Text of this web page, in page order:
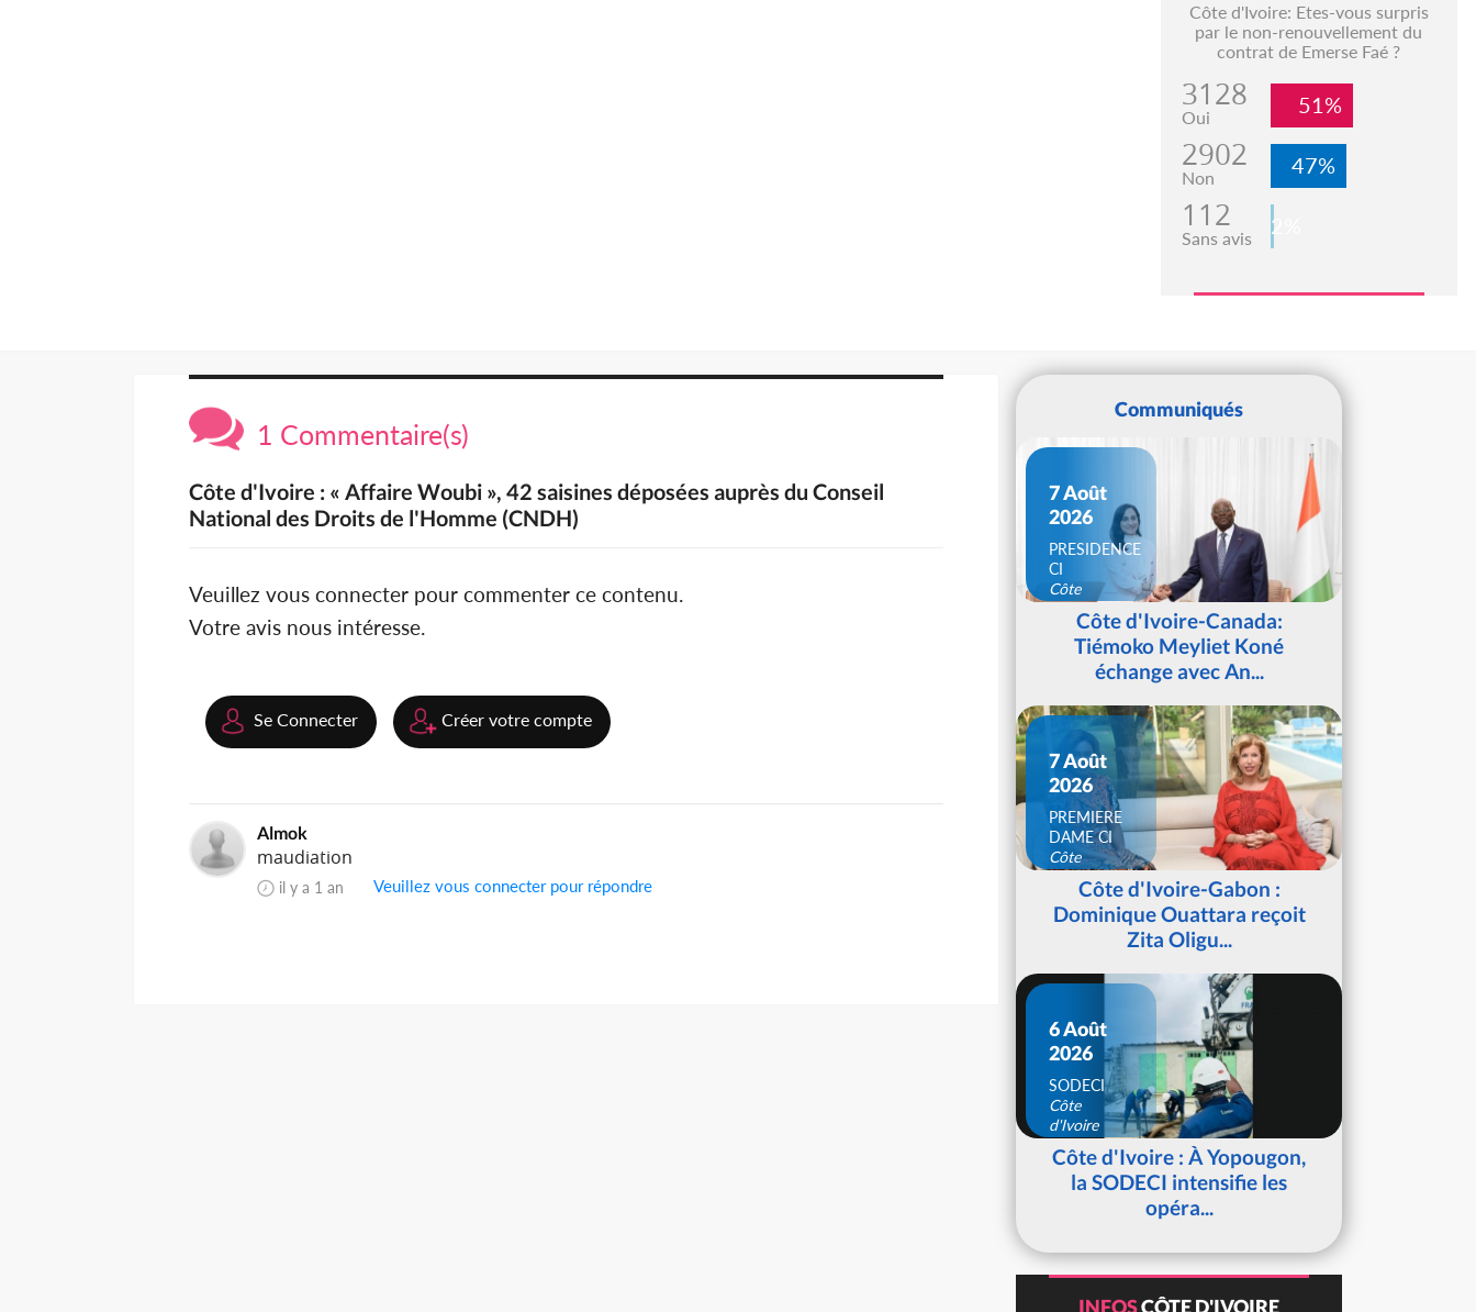
Côte d'Ivoire: Etes-vous surpris
par le non-renouvellement du
contrat de Emerse Faé ?
3128
Oui 51%
2902
Non 47%
112
Sans avis 2%
1 Commentaire(s)
Côte d'Ivoire : « Affaire Woubi », 42 saisines déposées auprès du Conseil
National des Droits de l'Homme (CNDH)
Veuillez vous connecter pour commenter ce contenu.
Votre avis nous intéresse.
Se Connecter Créer votre compte
Almok
maudiation
il y a 1 an Veuillez vous connecter pour répondre
Communiqués
7 Août
2026
PRESIDENCE
CI
Côte
d'IvoireCôte d'Ivoire-Canada:
Tiémoko Meyliet Koné
échange avec An...
7 Août
2026
PREMIERE
DAME CI
Côte
d'IvoireCôte d'Ivoire-Gabon :
Dominique Ouattara reçoit
Zita Oligu...
6 Août
2026
SODECI
Côte
d'Ivoire
Côte d'Ivoire : À Yopougon,
la SODECI intensifie les
opéra...
INFOSCÔTE D'IVOIRE